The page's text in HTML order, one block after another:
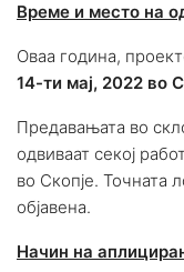
Време и место на
Оваа година,
14-ти мај, 2022 во
Предавањата во
одвиваат секој
во Скопје. Точната
објавена.
Начин на